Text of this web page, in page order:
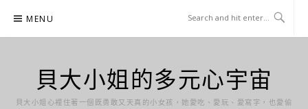
content
MENU
貝大小姐的多元心宇宙
貝大小姐心裡住著一個既勇敢又天真的小女孩，她愛吃、愛玩、愛寫字，也愛偷